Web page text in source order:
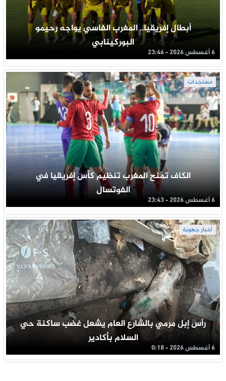
أبطال إفريقيا.. المغرب الفاسي يواجه رحيمو
البوركينابي
6 أغسطس 2026 - 23:46
مستجدات
الكاف تمنح المغرب تنظيم كأس إفريقيا في
الفوتسال
6 أغسطس 2026 - 23:43
أخبار جهوية
رأس إبل مرمي بالشارع العام يشعل غضب ساكنة حي
السلام بأكادير
6 أغسطس 2026 - 0:18